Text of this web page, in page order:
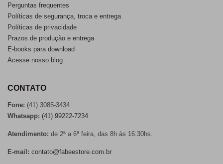
Perguntas frequentes
Políticas de segurança, troca e entrega
Políticas de privacidade
Prazos de produção e entrega
E-books para download
Acesse nosso blog
CONTATO
Fone: (41) 3085-3434
Whatsapp: (41) 99222-7234
Atendimento: de 2ª a 6ª feira, das 8h às 16:30hs.
E-mail: contato@fabeestore.com.br